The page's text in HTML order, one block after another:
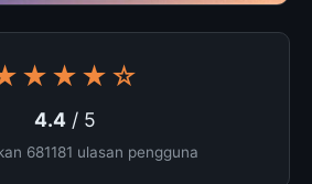
4.4 / 5
681181 ulasan pengguna